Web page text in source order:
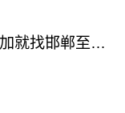
邯山装饰无醛添加就找邯郸至臻全宅新材料有限公司